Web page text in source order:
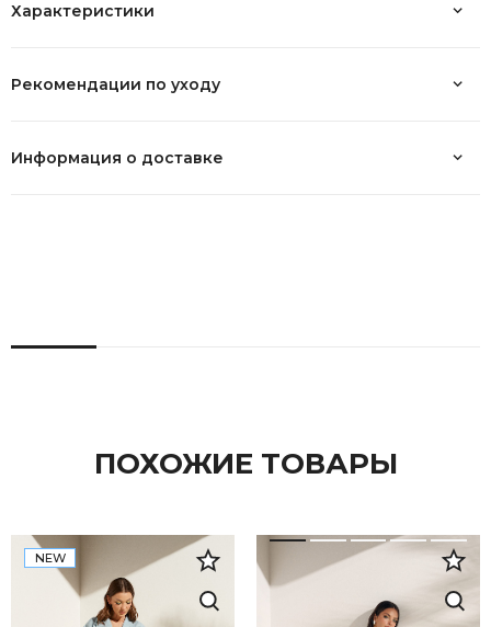
Характеристики
Рекомендации по уходу
Информация о доставке
ПОХОЖИЕ ТОВАРЫ
NEW